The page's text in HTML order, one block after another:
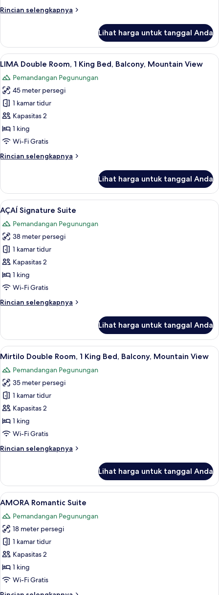
a
varanda
Rincian selengkapnya
Rincian
Papaya
suíte
exclusiva
para
a
montanha
com
varanda
Lihat harga untuk tanggal Anda
Lihat
semua
foto
untuk
LIMA
Double
Room,
1
Bed,
View
LIMA Double Room, 1 King Bed,
7
LIMA Double Room, 1 King Bed, Balcony, Mountain View
Pemandangan Pegunungan
45 meter persegi
1 kamar tidur
Kapasitas 2
1 king
Wi-Fi Gratis
Rincian selengkapnya
Rincian
LIMA
Double
Room,
King
Bed,
Balcony,
Mountain
View
Lihat harga untuk tanggal Anda
Lihat
semua
foto
untuk
AÇAÍ
Signature
Suite
AÇAÍ Signature Suite | Seprai katun
7
AÇAÍ Signature Suite
Pemandangan Pegunungan
38 meter persegi
1 kamar tidur
Kapasitas 2
1 king
Wi-Fi Gratis
Rincian selengkapnya
Rincian
AÇAÍ
Signature
Suite
Lihat harga untuk tanggal Anda
Lihat
semua
foto
untuk
Mirtilo
Double
Room,
1
Bed,
View
Mirtilo Double Room, 1 King Bed,
9
Mirtilo Double Room, 1 King Bed, Balcony, Mountain View
Pemandangan Pegunungan
35 meter persegi
1 kamar tidur
Kapasitas 2
1 king
Wi-Fi Gratis
Rincian selengkapnya
Rincian
Mirtilo
Double
Room,
King
Bed,
Balcony,
Mountain
View
Lihat harga untuk tanggal Anda
Lihat
semua
foto
untuk
AMORA
Romantic
Suite
AMORA Romantic Suite | Seprai
5
AMORA Romantic Suite
Pemandangan Pegunungan
18 meter persegi
1 kamar tidur
Kapasitas 2
1 king
Wi-Fi Gratis